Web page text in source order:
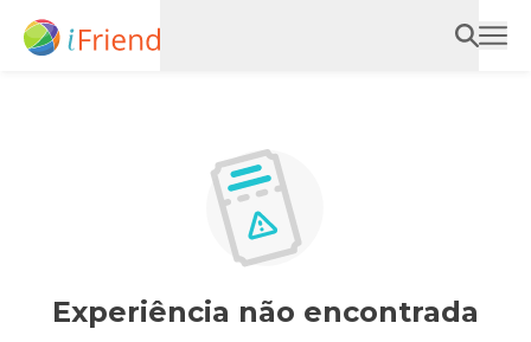
Experiência não encontrada